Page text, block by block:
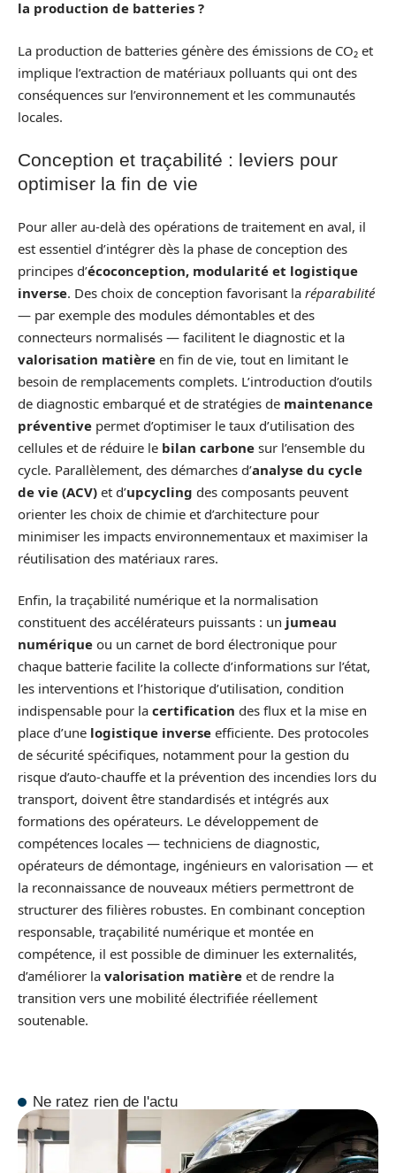
la production de batteries ?
La production de batteries génère des émissions de CO₂ et
implique l’extraction de matériaux polluants qui ont des
conséquences sur l’environnement et les communautés
locales.
Conception et traçabilité : leviers pour
optimiser la fin de vie
Pour aller au‑delà des opérations de traitement en aval, il
est essentiel d’intégrer dès la phase de conception des
principes d’écoconception, modularité et logistique
inverse. Des choix de conception favorisant la réparabilité
— par exemple des modules démontables et des
connecteurs normalisés — facilitent le diagnostic et la
valorisation matière en fin de vie, tout en limitant le
besoin de remplacements complets. L’introduction d’outils
de diagnostic embarqué et de stratégies de maintenance
préventive permet d’optimiser le taux d’utilisation des
cellules et de réduire le bilan carbone sur l’ensemble du
cycle. Parallèlement, des démarches d’analyse du cycle
de vie (ACV) et d’upcycling des composants peuvent
orienter les choix de chimie et d’architecture pour
minimiser les impacts environnementaux et maximiser la
réutilisation des matériaux rares.
Enfin, la traçabilité numérique et la normalisation
constituent des accélérateurs puissants : un jumeau
numérique ou un carnet de bord électronique pour
chaque batterie facilite la collecte d’informations sur l’état,
les interventions et l’historique d’utilisation, condition
indispensable pour la certification des flux et la mise en
place d’une logistique inverse efficiente. Des protocoles
de sécurité spécifiques, notamment pour la gestion du
risque d’auto‑chauffe et la prévention des incendies lors du
transport, doivent être standardisés et intégrés aux
formations des opérateurs. Le développement de
compétences locales — techniciens de diagnostic,
opérateurs de démontage, ingénieurs en valorisation — et
la reconnaissance de nouveaux métiers permettront de
structurer des filières robustes. En combinant conception
responsable, traçabilité numérique et montée en
compétence, il est possible de diminuer les externalités,
d’améliorer la valorisation matière et de rendre la
transition vers une mobilité électrifiée réellement
soutenable.
Ne ratez rien de l'actu